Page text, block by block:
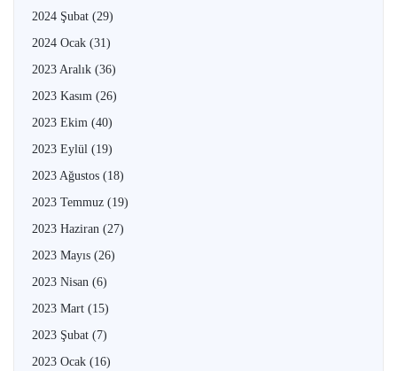
2024 Şubat (29)
2024 Ocak (31)
2023 Aralık (36)
2023 Kasım (26)
2023 Ekim (40)
2023 Eylül (19)
2023 Ağustos (18)
2023 Temmuz (19)
2023 Haziran (27)
2023 Mayıs (26)
2023 Nisan (6)
2023 Mart (15)
2023 Şubat (7)
2023 Ocak (16)